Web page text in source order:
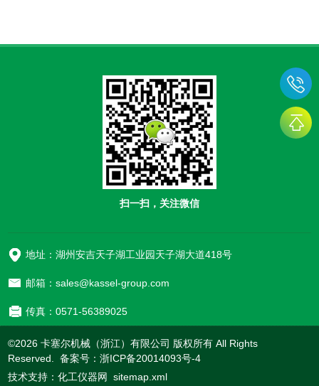
扫一扫，关注微信
地址：湖州安吉天子湖工业园天子湖大道418号
邮箱：sales@kassel-group.com
传真：0571-56389025
©2026 卡塞尔机械（浙江）有限公司 版权所有 All Rights
Reserved. 备案号：浙ICP备20014093号-4
技术支持：化工仪器网 sitemap.xml